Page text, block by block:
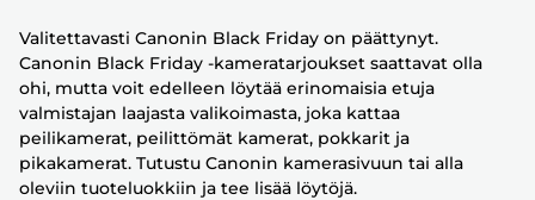
Valitettavasti Canonin Black Friday on päättynyt.
Canonin Black Friday -kameratarjoukset saattavat olla
ohi, mutta voit edelleen löytää erinomaisia etuja
valmistajan laajasta valikoimasta, joka kattaa
peilikamerat, peilittömät kamerat, pokkarit ja
pikakamerat. Tutustu Canonin kamerasivuun tai alla
oleviin tuoteluokkiin ja tee lisää löytöjä.